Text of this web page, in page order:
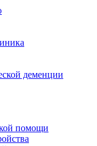
деменции
помощи